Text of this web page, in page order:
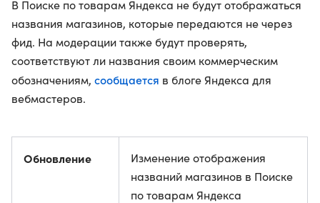
В Поиске по товарам Яндекса не будут отображаться
названия магазинов, которые передаются не через
фид. На модерации также будут проверять,
соответствуют ли названия своим коммерческим
обозначениям, сообщается в блоге Яндекса для
вебмастеров.
Обновление
Изменение отображения
названий магазинов в Поиске
по товарам Яндекса